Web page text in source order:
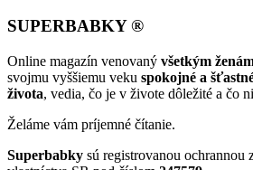
SUPERBABKY ®
Online magazín venovaný všetkým
svojmu vyššiemu veku spokojné a
života, vedia, čo je v živote dôležité a čo
Želáme vám príjemné čítanie.
Superbabky sú registrovanou ochrannou